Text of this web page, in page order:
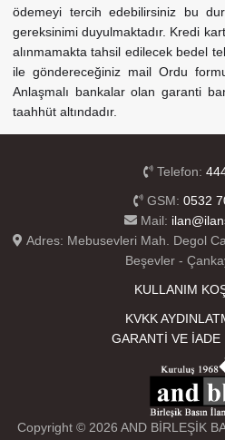
ödemeyi tercih edebilirsiniz bu
gereksinimi duyulmaktadır. Kredi
alınmamakta tahsil edilecek bedel
ile göndereceğiniz mail Ordu
Anlaşmalı bankalar olan garanti
taahhüt altındadır.
Telefon:
GSM: 0532
Mail:
Adres: Mebusevleri Mah. Degol
Beşevler -
KULLANIM
KVKK
GARANTİ VE İADE
Copyright © 2026 AND BİRLEŞİK